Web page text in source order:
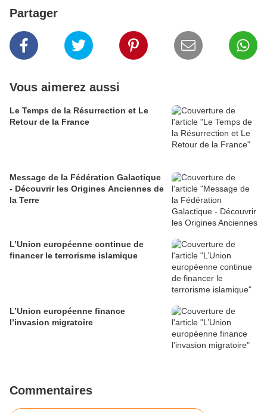
Partager
Vous aimerez aussi
Le Temps de la Résurrection et Le
Retour de la France
Message de la Fédération Galactique
- Découvrir les Origines Anciennes de
la Terre
L’Union européenne continue de
financer le terrorisme islamique
L’Union européenne finance
l’invasion migratoire
Commentaires